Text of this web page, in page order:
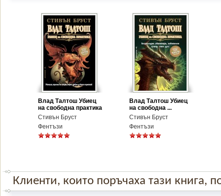
Влад Талтош Убиец
на свободна практика
Стивън Бруст
Фентъзи
Влад Талтош Убиец
на свободна ...
Стивън Бруст
Фентъзи
Клиенти, които поръчаха тази книга,